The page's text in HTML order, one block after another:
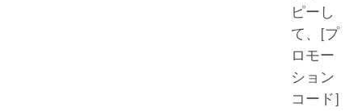
ピーし
て、[プ
ロモー
ション
コード]